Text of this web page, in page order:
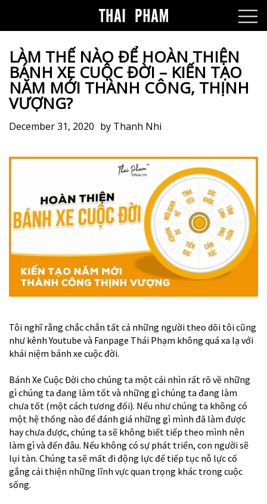
LÀM THẾ NÀO ĐỂ HOÀN THIỆN
BÁNH XE CUỘC ĐỜI – KIẾN TẠO
NĂM MỚI THÀNH CÔNG, THỊNH
VƯỢNG?
December 31, 2020 by Thanh Nhi
Tôi nghĩ rằng chắc chắn tất cả những người theo dõi tôi cũng
như kênh Youtube và Fanpage Thái Phạm không quá xa lạ với
khái niệm bánh xe cuộc đời.
Bánh Xe Cuộc Đời cho chúng ta một cái nhìn rất rõ về những
gì chúng ta đang làm tốt và những gì chúng ta đang làm
chưa tốt (một cách tương đối). Nếu như chúng ta không có
một hệ thống nào để đánh giá những gì mình đã làm được
hay chưa được, chúng ta sẽ không biết tiếp theo mình nên
làm gì và đến đâu. Nếu không có sự phát triển, con người sẽ
lụi tàn. Chúng ta sẽ mất đi động lực để tiếp tục nỗ lực cố
gắng cải thiện những lĩnh vực quan trọng khác trong cuộc
sống.